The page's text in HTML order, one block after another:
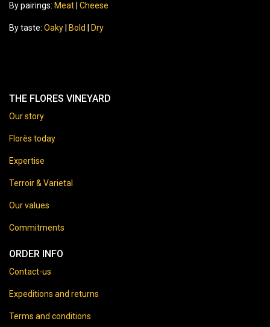
By pairings: Meat Cheese
By taste: Oaky Bold Dry
THE FLORES VINEYARD
Our story
Florès today
Expertise
Terroir & Varietal
Our values
Commitments
ORDER INFO
Contact-us
Expeditions and returns
Terms and conditions